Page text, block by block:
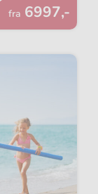
fra Fra
6997,-